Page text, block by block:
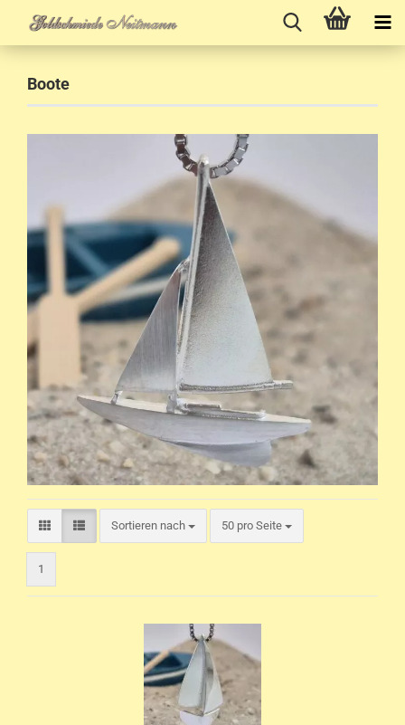
Boote
Sortieren nach 50 pro Seite
pro Seite
1